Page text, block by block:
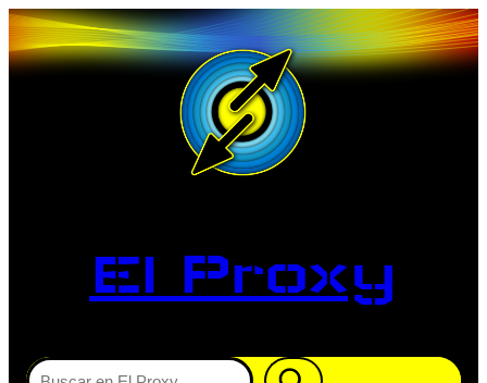
El Proxy
Buscar